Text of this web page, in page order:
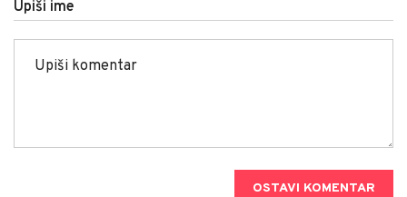
Upiši ime
OSTAVI KOMENTAR